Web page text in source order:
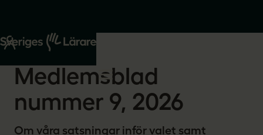
Start
Om oss
2026-05-13
Medlemsblad
nummer 9, 2026
Om våra satsningar inför valet samt